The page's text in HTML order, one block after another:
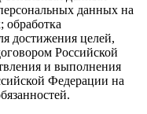
данных на
обработка
достижения целей,
Российской
и выполнения
Федерации на